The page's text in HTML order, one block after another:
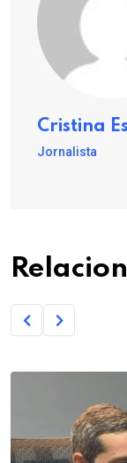
Cristina
Jornalista